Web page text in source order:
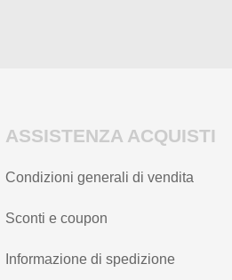
ASSISTENZA ACQUISTI
Condizioni generali di vendita
Sconti e coupon
Informazione di spedizione